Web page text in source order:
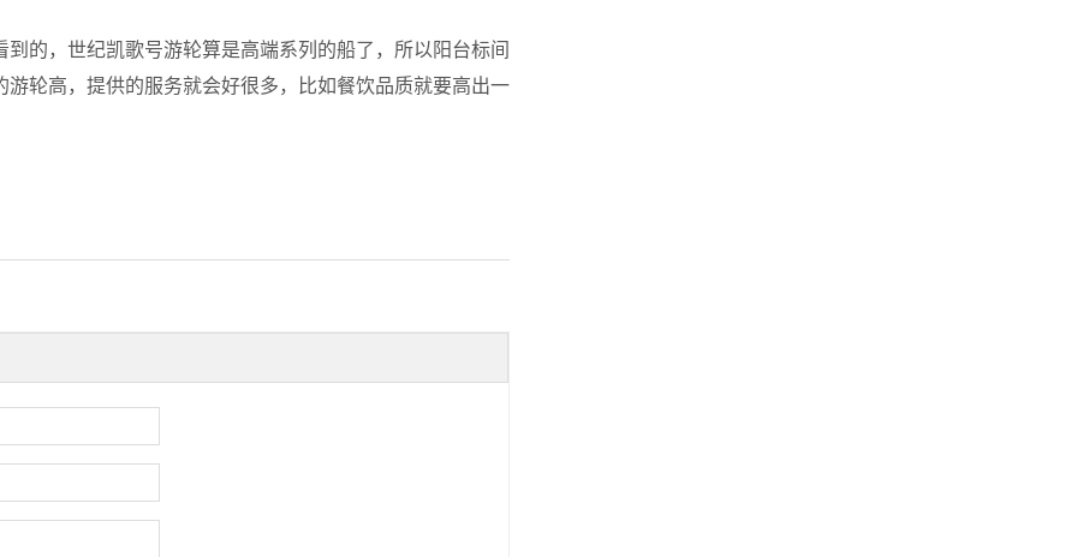
到的，世纪凯歌号游轮算是高端系列的船了，所以阳台标间
轮高，提供的服务就会好很多，比如餐饮品质就要高出一